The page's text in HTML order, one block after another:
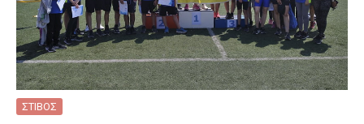
ΣΤΙΒΟΣ